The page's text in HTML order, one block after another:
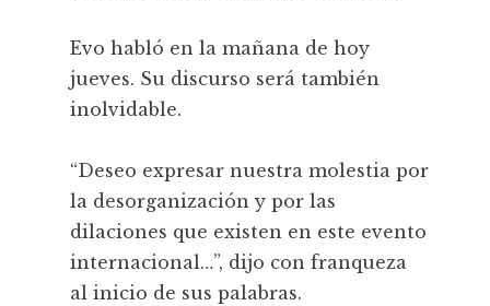
Evo habló en la mañana de hoy
jueves. Su discurso será también
inolvidable.
“Deseo expresar nuestra molestia por
la desorganización y por las
dilaciones que existen en este evento
internacional…”, dijo con franqueza
al inicio de sus palabras.